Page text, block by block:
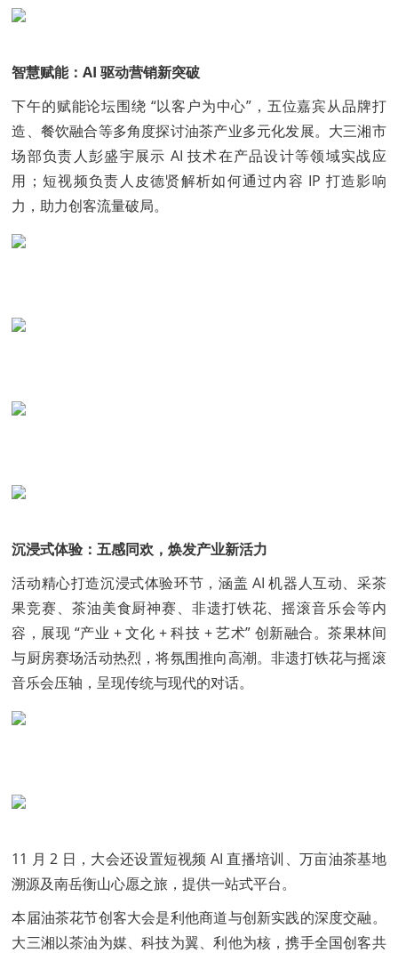
智慧赋能：AI 驱动营销新突破
下午的赋能论坛围绕 “以客户为中心”，五位嘉宾从品牌打
造、餐饮融合等多角度探讨油茶产业多元化发展。大三湘市
场部负责人彭盛宇展示 AI 技术在产品设计等领域实战应
用；短视频负责人皮德贤解析如何通过内容 IP 打造影响
力，助力创客流量破局。
沉浸式体验：五感同欢，焕发产业新活力
活动精心打造沉浸式体验环节，涵盖 AI 机器人互动、采茶
果竞赛、茶油美食厨神赛、非遗打铁花、摇滚音乐会等内
容，展现 “产业 + 文化 + 科技 + 艺术” 创新融合。茶果林间
与厨房赛场活动热烈，将氛围推向高潮。非遗打铁花与摇滚
音乐会压轴，呈现传统与现代的对话。
11 月 2 日，大会还设置短视频 AI 直播培训、万亩油茶基地
溯源及南岳衡山心愿之旅，提供一站式平台。
本届油茶花节创客大会是利他商道与创新实践的深度交融。
大三湘以茶油为媒、科技为翼、利他为核，携手全国创客共